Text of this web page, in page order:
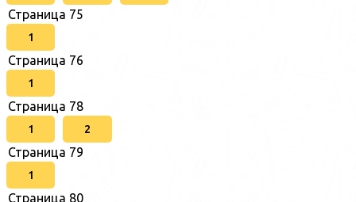
Страница 75
1
Страница 76
1
Страница 78
1 2
Страница 79
1
Страница 80